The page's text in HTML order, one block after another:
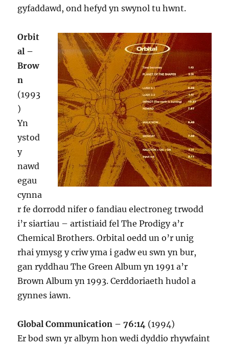
gyfaddawd, ond hefyd yn swynol tu hwnt.
Orbit
al –
Brow
n
(1993
)
Yn
ystod
y
nawd
egau
cynna
r fe dorrodd nifer o fandiau electroneg trwodd
i’r siartiau – artistiaid fel The Prodigy a’r
Chemical Brothers. Orbital oedd un o’r unig
rhai ymysg y criw yma i gadw eu swn yn bur,
gan ryddhau The Green Album yn 1991 a’r
Brown Album yn 1993. Cerddoriaeth hudol a
gynnes iawn.
Global Communication – 76:14 (1994)
Er bod swn yr albym hon wedi dyddio rhywfaint